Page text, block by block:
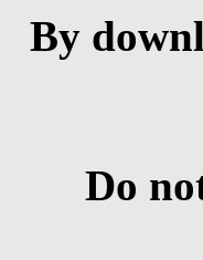
By
Do